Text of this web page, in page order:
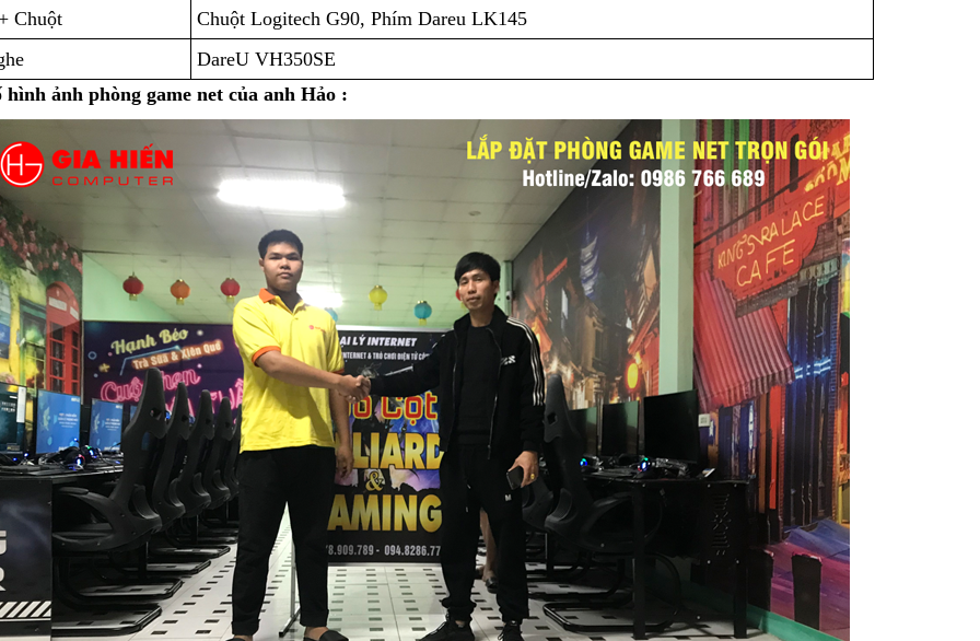
Chuột
Chuột Logitech G90, Phím Dareu LK145
DareU VH350SE
hình ảnh phòng game net của anh Hảo :